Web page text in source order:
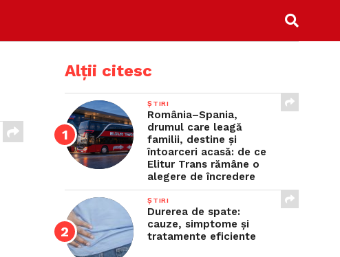
Alții citesc
ȘTIRI
România–Spania,
drumul care leagă
familii, destine și
întoarceri acasă: de ce
Elitur Trans rămâne o
alegere de încredere
ȘTIRI
Durerea de spate:
cauze, simptome și
tratamente eficiente